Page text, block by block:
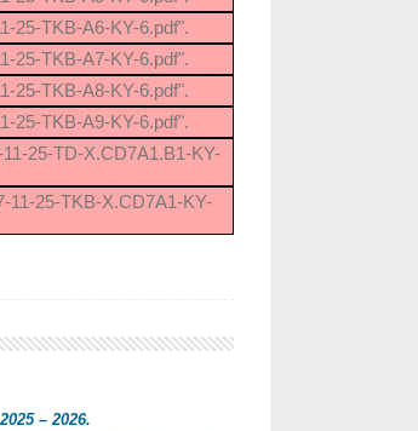
25-TKB-A6-KY-6.pdf".
25-TKB-A7-KY-6.pdf".
25-TKB-A8-KY-6.pdf".
25-TKB-A9-KY-6.pdf".
25-TD-X.CD7A1.B1-KY-
11-25-TKB-X.CD7A1-KY-
– 2026.